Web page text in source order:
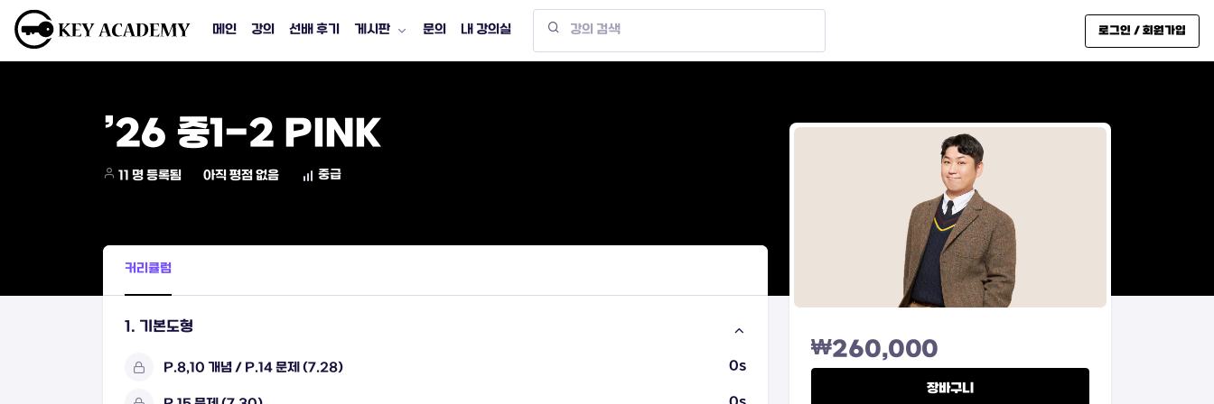
메인 강의 선배 후기 게시판 문의 내 강의실 로그인 / 회원가입
’26 중1-2 PINK
11 명 등록됨 아직 평점 없음 중급
커리큘럼
1. 기본도형
P.8,10 개념 / P.14 문제 (7.28) 0s
₩260,000
장바구니